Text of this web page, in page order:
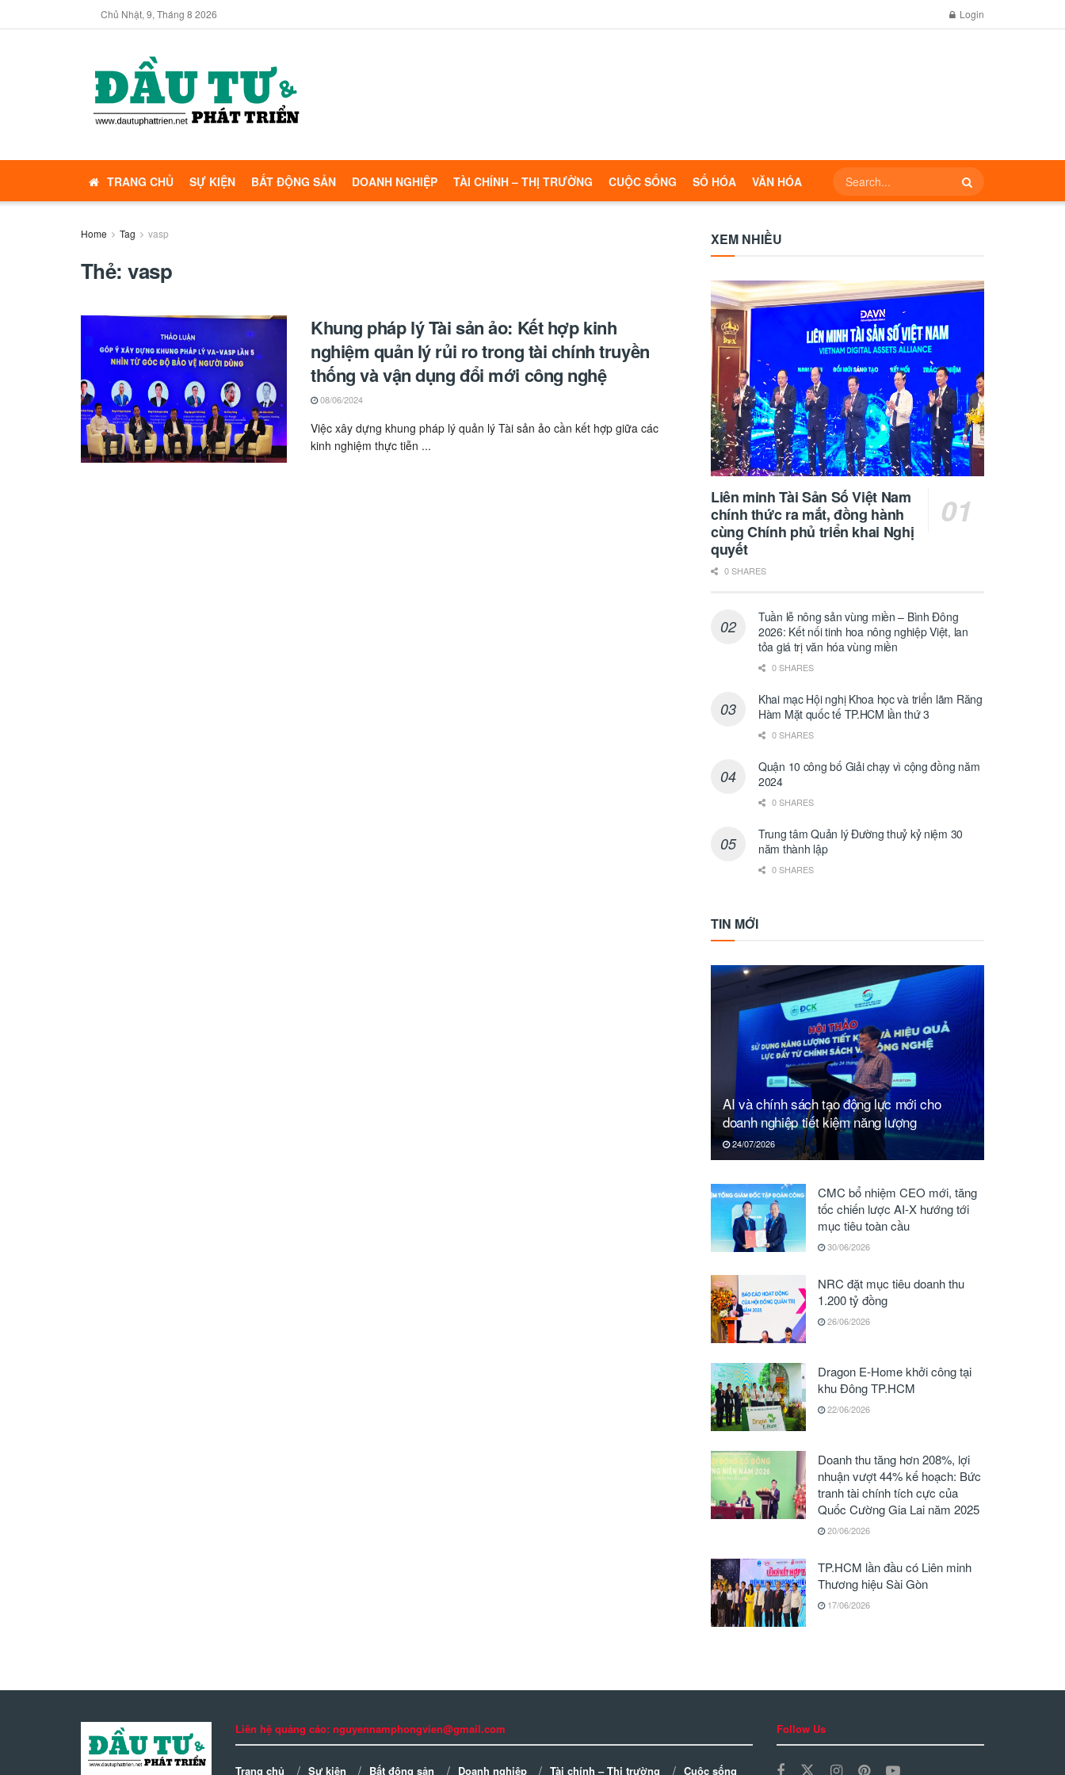
Chủ Nhật, 9, Tháng 8 2026 Login
TRANG CHỦ SỰ KIỆN BẤT ĐỘNG SẢN DOANH NGHIỆP TÀI CHÍNH – THỊ TRƯỜNG CUỘC SỐNG SỐ HÓA VĂN HÓA
Home Tag vasp
Thẻ:vasp
Khung pháp lý Tài sản ảo: Kết hợp kinh
nghiệm quản lý rủi ro trong tài chính truyền
thống và vận dụng đổi mới công nghệ
08/06/2024
Việc xây dựng khung pháp lý quản lý Tài sản ảo cần kết hợp giữa các
kinh nghiệm thực tiễn ...
XEM NHIỀU
Liên minh Tài Sản Số Việt Nam
chính thức ra mắt, đồng hành
cùng Chính phủ triển khai Nghị
quyết
0 SHARES
Tuần lễ nông sản vùng miền – Bình Đông
2026: Kết nối tinh hoa nông nghiệp Việt, lan
tỏa giá trị văn hóa vùng miền
0 SHARES
Khai mạc Hội nghị Khoa học và triển lãm Răng
Hàm Mặt quốc tế TP.HCM lần thứ 3
0 SHARES
Quận 10 công bố Giải chạy vì cộng đồng năm
2024
0 SHARES
Trung tâm Quản lý Đường thuỷ kỷ niệm 30
năm thành lập
0 SHARES
TIN MỚI
AI và chính sách tạo động lực mới cho
doanh nghiệp tiết kiệm năng lượng
24/07/2026
CMC bổ nhiệm CEO mới, tăng
tốc chiến lược AI-X hướng tới
mục tiêu toàn cầu
30/06/2026
NRC đặt mục tiêu doanh thu
1.200 tỷ đồng
26/06/2026
Dragon E-Home khởi công tại
khu Đông TP.HCM
22/06/2026
Doanh thu tăng hơn 208%, lợi
nhuận vượt 44% kế hoạch: Bức
tranh tài chính tích cực của
Quốc Cường Gia Lai năm 2025
20/06/2026
TP.HCM lần đầu có Liên minh
Thương hiệu Sài Gòn
17/06/2026
Liên hệ quảng cáo: nguyennamphongvien@gmail.com
Trang chủ Sự kiện Bất động sản Doanh nghiệp Tài chính – Thị trường Cuộc sống
Follow Us